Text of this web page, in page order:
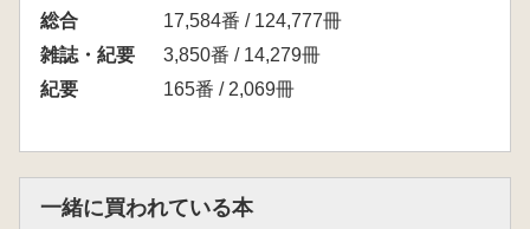
総合
17,584番 / 124,777冊
雑誌・紀要
3,850番 / 14,279冊
紀要
165番 / 2,069冊
一緒に買われている本